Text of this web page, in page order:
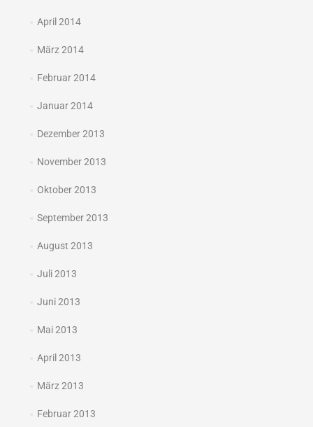
April 2014
März 2014
Februar 2014
Januar 2014
Dezember 2013
November 2013
Oktober 2013
September 2013
August 2013
Juli 2013
Juni 2013
Mai 2013
April 2013
März 2013
Februar 2013